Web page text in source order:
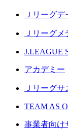
Ｊリーグ
Ｊリーグ
J.LEAGUE
アカデミー
Ｊリーグ
TEAM AS
事業者向け